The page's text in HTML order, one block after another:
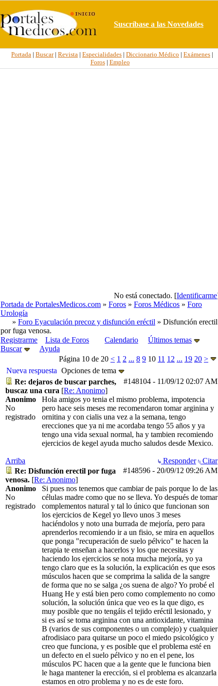
Suscríbase a las Novedades
Portada | Buscar| Revista | Especialidades | Diccionario Médico | Exámenes |
Foros| Empleo
No está conectado. [Identificarme
Portada de PortalesMedicos.com » Foros » Foros Médicos » Foro
Urología
» Foro Eyaculación precoz y disfunción eréctil » Disfunción erectil
por fuga venosa.
Registrarme
Lista de Foros Calendario
Últimos temas
Buscar
Ayuda
Página 10 de 20 < 1 2 ... 8 9 10 11 12 ... 19 20 >
Nueva respuesta Opciones de tema
#148104 - 11/09/12 02:07 AM
Re: dejaros de buscar parches,
buscaz una cura [Re: Anonimo]
Anonimo
No
registrado
Hola amigos yo tenia el mismo problema, impotencia
pero hace seis meses me recomendaron tomar arginina y
ornitina y con cialis una vez a la semana, tengo
erecciones que ya ni me acordaba tengo 55 años y ya
tengo una vida sexual normal, ha y tambien recomiendo
ejercicios de kegel ayuda mucho saludos desde Mexico.
Arriba Responder
Citar
#148596 - 20/09/12 09:26 AM
Re: Disfunción erectil por fuga
venosa. [Re: Anonimo]
Anonimo
No
registrado
Si pues nos tenemos que cambiar de pais porque lo de las
células madre como que no se lleva. Yo después de tomar
complementos natural y tal lo único que funcionan son
los ejercicios de Kegel yo llevo unos 3 meses
haciéndolos y noto una burrada de mejoría, pero para
aprenderlos recomiendo ir a un fisio, se mira en aquellos
que ponga "recuperación de suelo pélvico" te hacen la
terapia te enseñan a hacerlos y los que necesitas y
haciendo los ejercicios se nota mucha mejoría, yo ya
tengo claro que es la solución, la explicación es que esos
músculos hacen que se comprima la salida de la sangre
de forma que no se salga ¿os suena de algo? Yo probé el
Huang He y está bien pero como complemento no como
solución, la solución única que veo es la que digo, es
muy posible que no tengáis el tejido eréctil lesionado, y
si es así se toma arginina con una antioxidante, vitamina
B (varios de sus componentes o un complejo) y cualquier
afrodisiaco para quitarse un poco el miedo psicológico y
creo que funciona, y es posible que el problema esté en
un defecto en el suelo pélvico y no en el pene, los
músculos PC hacen que a la gente que le funciona bien
le haga mantener la erección, si el problema es alcanzarla
estamos en otro problema y no es de este foro.